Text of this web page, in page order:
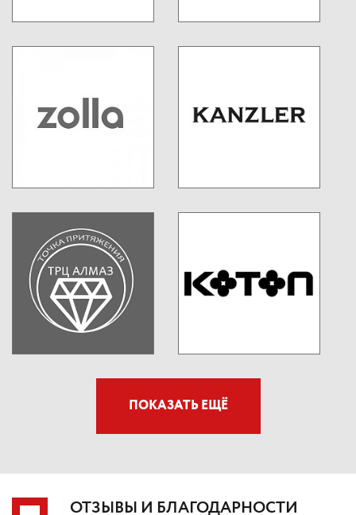
ПОКАЗАТЬ ЕЩЁ
ОТЗЫВЫ И БЛАГОДАРНОСТИ